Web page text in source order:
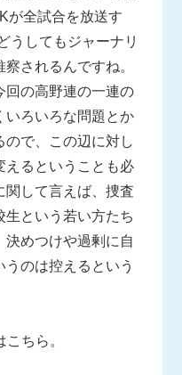
が全試合を放送す
うしてもジャーナリ
されるんですね。
回の高野連の一連の
いろいろな問題とか
ので、この辺に対し
えるということも必
関して言えば、捜査
生という若い方たち
決めつけや過剰に自
のは控えるという
ちら。